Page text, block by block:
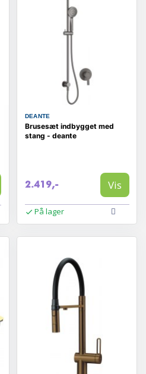
DEANTE
Brusesæt indbygget med
stang - deante
2.419,- Vis
På lager